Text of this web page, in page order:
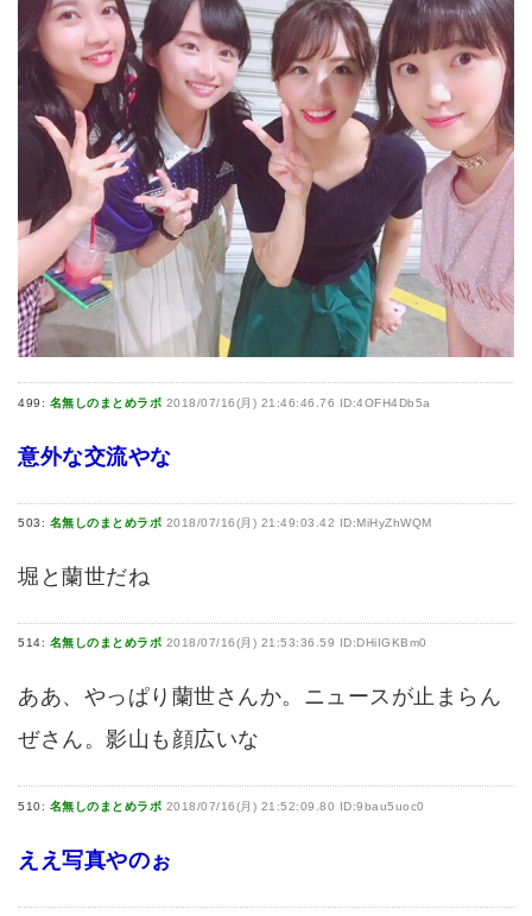
499: 名無しのまとめラボ 2018/07/16(月) 21:46:46.76 ID:4OFH4Db5a
意外な交流やな
503: 名無しのまとめラボ 2018/07/16(月) 21:49:03.42 ID:MiHyZhWQM
堀と蘭世だね
514: 名無しのまとめラボ 2018/07/16(月) 21:53:36.59 ID:DHiIGKBm0
ああ、やっぱり蘭世さんか。ニュースが止まらん
ぜさん。影山も顔広いな
510: 名無しのまとめラボ 2018/07/16(月) 21:52:09.80 ID:9bau5uoc0
ええ写真やのぉ